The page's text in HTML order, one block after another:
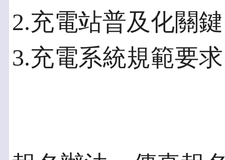
2.充電站普及化關鍵
3.充電系統規範要求